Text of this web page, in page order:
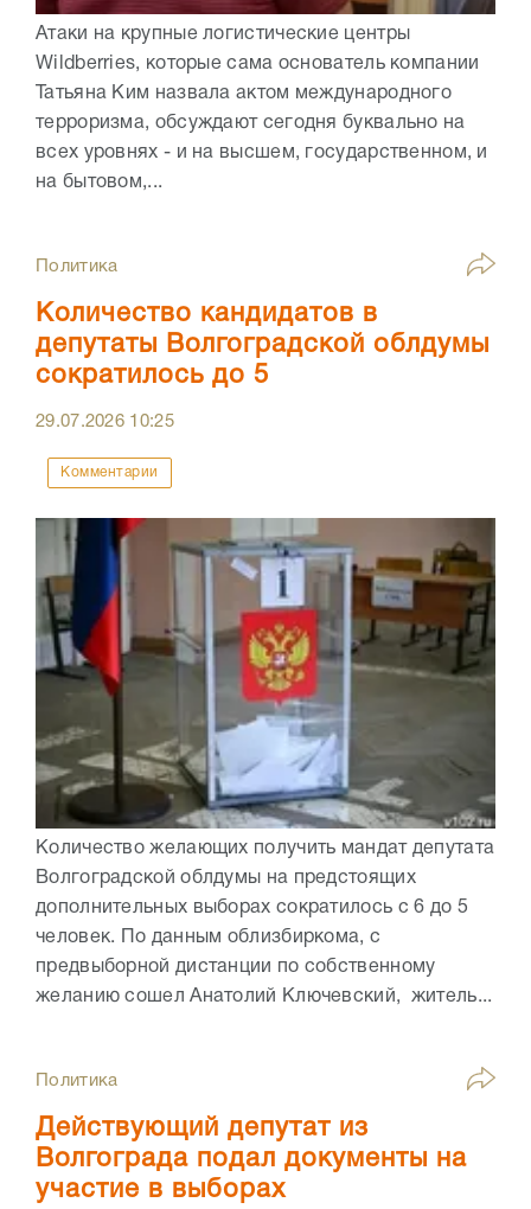
Атаки на крупные логистические центры
Wildberries, которые сама основатель компании
Татьяна Ким назвала актом международного
терроризма, обсуждают сегодня буквально на
всех уровнях - и на высшем, государственном, и
на бытовом,...
Политика
Количество кандидатов в
депутаты Волгоградской облдумы
сократилось до 5
29.07.2026 10:25
Комментарии
Количество желающих получить мандат депутата
Волгоградской облдумы на предстоящих
дополнительных выборах сократилось с 6 до 5
человек. По данным облизбиркома, с
предвыборной дистанции по собственному
желанию сошел Анатолий Ключевский, житель...
Политика
Действующий депутат из
Волгограда подал документы на
участие в выборах